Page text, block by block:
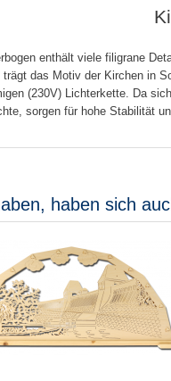
enthält viele filigrane
das Motiv der Kirchen in
(230V) Lichterkette. Da
sorgen für hohe Stabilität
haben sich